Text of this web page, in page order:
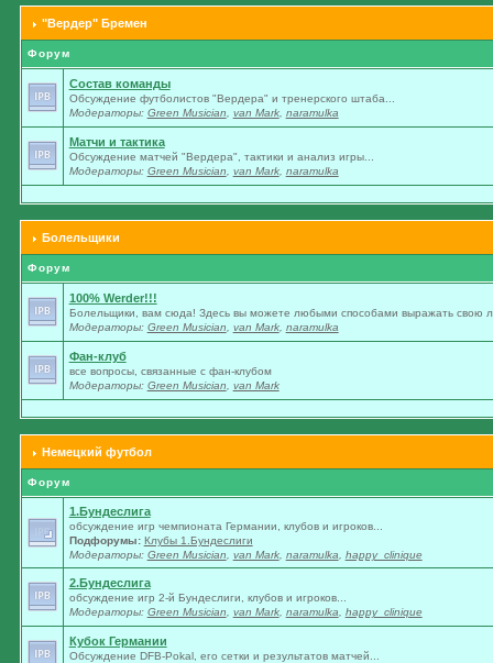
"Вердер" Бремен
Форум
Состав команды
Обсуждение футболистов "Вердера" и тренерского штаба...
Модераторы: Green Musician van Mark, naramulka
Матчи и тактика
Обсуждение матчей "Вердера", тактики и анализ игры...
Модераторы: Green Musician van Mark, naramulka
Болельщики
Форум
100% Werder!!!
Болельщики, вам сюда! Здесь вы можете любыми способами выражать свою
Модераторы: Green Musician van Mark, naramulka
Фан-клуб
все вопросы, связанные с фан-клубом
Модераторы: Green Musician van Mark
Немецкий футбол
Форум
1.Бундеслига
обсуждение игр чемпионата Германии, клубов и игроков...
Подфорумы: Клубы 1.Бундеслиги
Модераторы: Green Musician van Mark, naramulka happy_clinique
2.Бундеслига
обсуждение игр 2-й Бундеслиги, клубов и игроков...
Модераторы: Green Musician van Mark, naramulka happy_clinique
Кубок Германии
Обсуждение DFB-Pokal, его сетки и результатов матчей...